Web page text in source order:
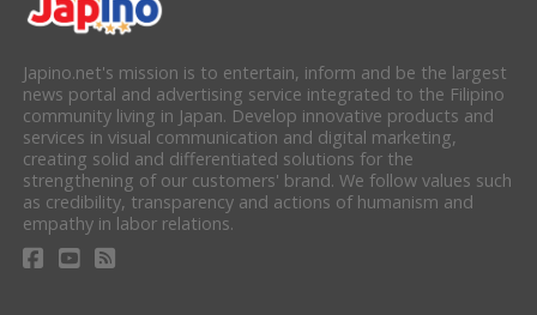
Japino.net's mission is to entertain, inform and be the largest
news portal and advertising service integrated to the Filipino
community living in Japan. Develop innovative products and
services in visual communication and digital marketing,
creating solid and differentiated solutions for the
strengthening of our customers' brand. We follow values such
as credibility, transparency and actions of humanism and
empathy in labor relations.